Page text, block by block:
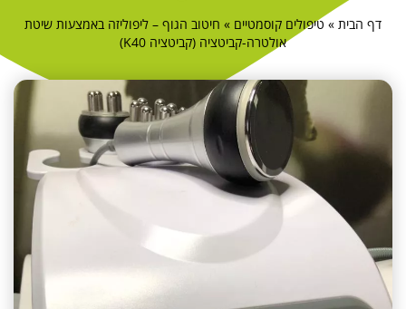
דף הבית » טיפולים קוסמטיים » חיטוב הגוף – ליפוליזה באמצעות שיטת
אולטרה-קביטציה (קביטציה K40)
קובצי
Cookie
אלו אינם
אופציונליים.
הם נדרשים
כדי שנוכל